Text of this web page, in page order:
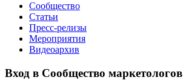
Сообщество
Статьи
Пресс-релизы
Мероприятия
Видеоархив
Вход в Сообщество маркетологов